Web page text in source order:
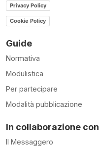
Privacy Policy
Cookie Policy
Guide
Normativa
Modulistica
Per partecipare
Modalità pubblicazione
In collaborazione con
Il Messaggero